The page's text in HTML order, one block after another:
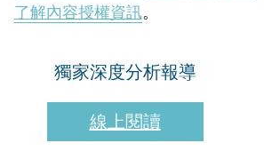
了解內容授權資訊。
獨家深度分析報導
線上閱讀